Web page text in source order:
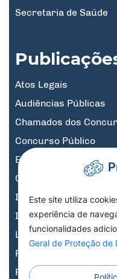
Secretaria de Saúde
Atos Legais
Audiências Públicas
Chamados dos
Concurso Público
Educação
Governo Digital
Informativos
Informativos
Legislação, Decretos
Previdência
Processo Seletivo
Este site utiliza
experiência de
funcionalidades
Geral de Proteção de